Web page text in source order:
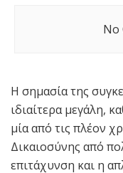
No
Η σημασία της
ιδιαίτερα μεγάλη,
μία από τις πλέον
Δικαιοσύνης από
επιτάχυνση και η